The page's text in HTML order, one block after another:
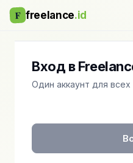
F freelance.id
Вход в
Один аккаунт для